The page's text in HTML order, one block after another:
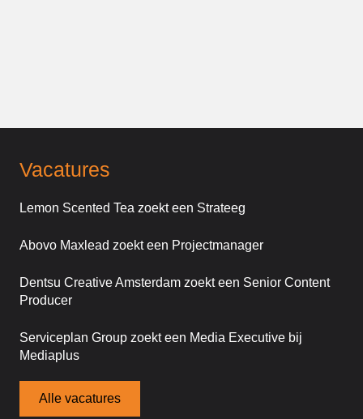
Vacatures
Lemon Scented Tea zoekt een Strateeg
Abovo Maxlead zoekt een Projectmanager
Dentsu Creative Amsterdam zoekt een Senior Content
Producer
Serviceplan Group zoekt een Media Executive bij
Mediaplus
Alle vacatures